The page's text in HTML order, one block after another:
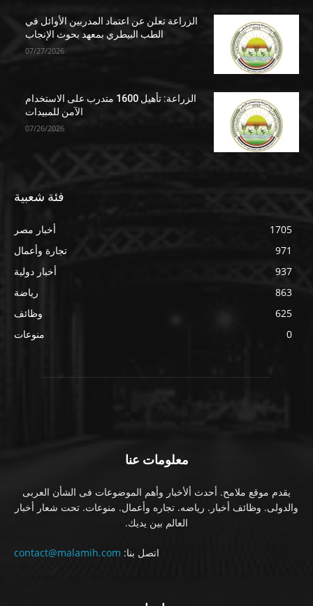
الزراعة تعلن عن اعتماد المدربين الأوائل في
الطب البيطري بمعهد بحوث الإنجاب
07/27/2026
الزراعة: تأهيل 1600 متدرب على الاستخدام
الآمن للمبيدات
07/26/2026
فئة شعبية
أخبار مصر
1705
تجارة وأعمال
971
أخبار دولية
937
رياضة
863
وظائف
625
منوعات
0
معلومات عنا
يقدم موقع ملامح. أحدث ألأخبار وأهم الموضوعات فى الشأن العربى
والدولى. وظائف أخبار. رياضه. تجاره وأعمال. منوعات. تحت شعار أخبار
العالم بين يديك.
اتصل بنا: contact@malamih.com